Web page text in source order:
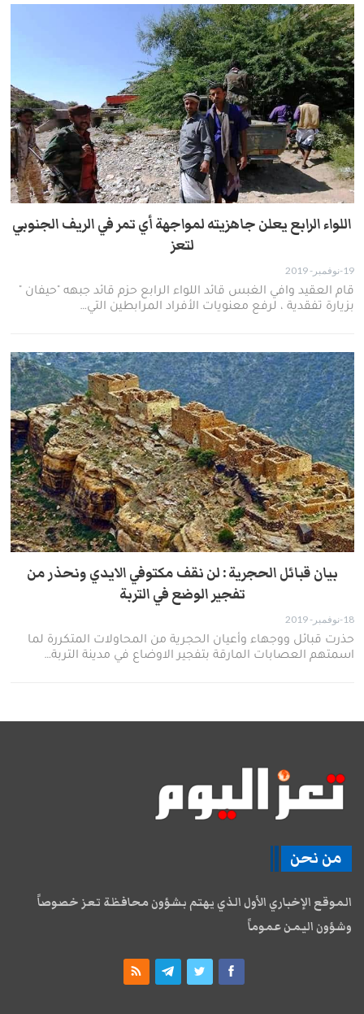
اللواء الرابع يعلن جاهزيته لمواجهة أي تمر في الريف الجنوبي
لتعز
19-نوفمبر- 2019
قام العقيد وافي الغبس قائد اللواء الرابع حزم قائد جبهه "حيفان "
بزيارة تفقدية ، لرفع معنويات الأفراد المرابطين التي…
بيان قبائل الحجرية : لن نقف مكتوفي الايدي ونحذر من
تفجير الوضع في التربة
18-نوفمبر- 2019
حذرت قبائل ووجهاء وأعيان الحجرية من المحاولات المتكررة لما
اسمتهم العصابات المارقة بتفجير الاوضاع في مدينة التربة…
من نحن
الموقع الإخباري الأول الذي يهتم بشؤون محافظة تعز خصوصاً
وشؤون اليمن عموماً